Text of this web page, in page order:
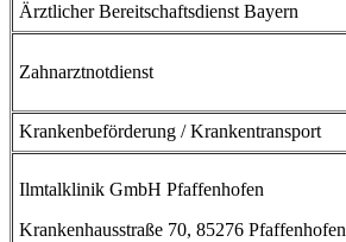
Ärztlicher Bereitschaftsdienst Bayern
Zahnarztnotdienst
Krankenbeförderung / Krankentransport
Ilmtalklinik GmbH Pfaffenhofen
Krankenhausstraße 70, 85276 Pfaffenhofen